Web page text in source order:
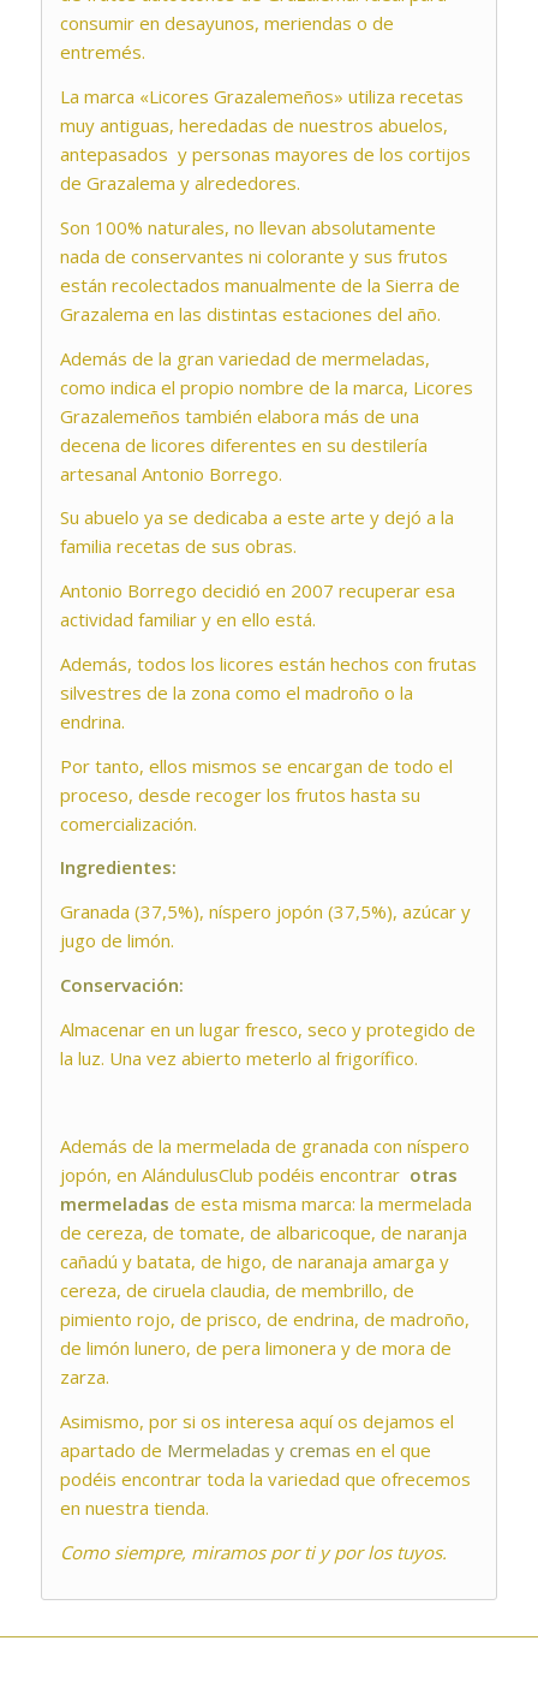
consumir en desayunos, meriendas o de
entremés.
La marca «Licores Grazalemeños» utiliza recetas
muy antiguas, heredadas de nuestros abuelos,
antepasados y personas mayores de los cortijos
de Grazalema y alrededores.
Son 100% naturales, no llevan absolutamente
nada de conservantes ni colorante y sus frutos
están recolectados manualmente de la Sierra de
Grazalema en las distintas estaciones del año.
Además de la gran variedad de mermeladas,
como indica el propio nombre de la marca, Licores
Grazalemeños también elabora más de una
decena de licores diferentes en su destilería
artesanal Antonio Borrego.
Su abuelo ya se dedicaba a este arte y dejó a la
familia recetas de sus obras.
Antonio Borrego decidió en 2007 recuperar esa
actividad familiar y en ello está.
Además, todos los licores están hechos con frutas
silvestres de la zona como el madroño o la
endrina.
Por tanto, ellos mismos se encargan de todo el
proceso, desde recoger los frutos hasta su
comercialización.
Ingredientes:
Granada (37,5%), níspero jopón (37,5%), azúcar y
jugo de limón.
Conservación:
Almacenar en un lugar fresco, seco y protegido de
la luz. Una vez abierto meterlo al frigorífico.
Además de la mermelada de granada con níspero
jopón, en AlándulusClub podéis encontrar otras
mermeladas de esta misma marca: la mermelada
de cereza, de tomate, de albaricoque, de naranja
cañadú y batata, de higo, de naranaja amarga y
cereza, de ciruela claudia, de membrillo, de
pimiento rojo, de prisco, de endrina, de madroño,
de limón lunero, de pera limonera y de mora de
zarza.
Asimismo, por si os interesa aquí os dejamos el
apartado de Mermeladas y cremas en el que
podéis encontrar toda la variedad que ofrecemos
en nuestra tienda.
Como siempre, miramos por ti y por los tuyos.